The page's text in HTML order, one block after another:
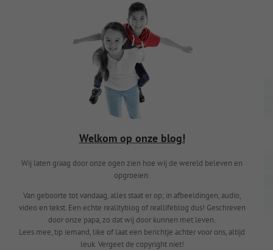
Welkom op onze blog!
Wij laten graag door onze ogen zien hoe wij de wereld beleven en
opgroeien.
Van geboorte tot vandaag, alles staat er op; in afbeeldingen, audio,
video en tekst. Een echte realityblog of reallifeblog dus! Geschreven
door onze papa, zo dat wij door kunnen met leven.
Lees mee, tip iemand, like of laat een berichtje achter voor ons, altijd
leuk. Vergeet de copyright niet!